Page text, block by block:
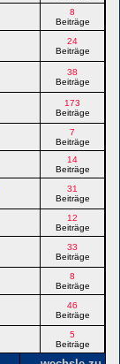
8
Beiträge
24
Beiträge
38
Beiträge
173
Beiträge
7
Beiträge
14
Beiträge
31
Beiträge
12
Beiträge
33
Beiträge
8
Beiträge
46
Beiträge
5
Beiträge